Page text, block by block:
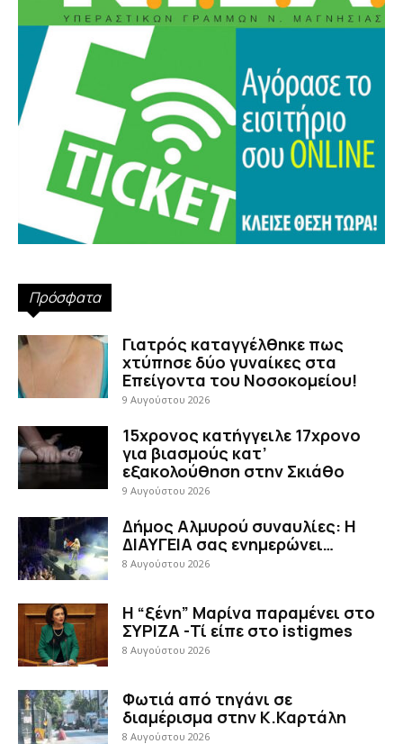
Πρόσφατα
Γιατρός καταγγέλθηκε πως
χτύπησε δύο γυναίκες στα
Επείγοντα του Νοσοκομείου!
9 Αυγούστου 2026
15χρονος κατήγγειλε 17χρονο
για βιασμούς κατ’
εξακολούθηση στην Σκιάθο
9 Αυγούστου 2026
Δήμος Αλμυρού συναυλίες: Η
ΔΙΑΥΓΕΙΑ σας ενημερώνει…
8 Αυγούστου 2026
Η “ξένη” Μαρίνα παραμένει στο
ΣΥΡΙΖΑ -Τί είπε στο istigmes
8 Αυγούστου 2026
Φωτιά από τηγάνι σε
διαμέρισμα στην Κ.Καρτάλη
8 Αυγούστου 2026